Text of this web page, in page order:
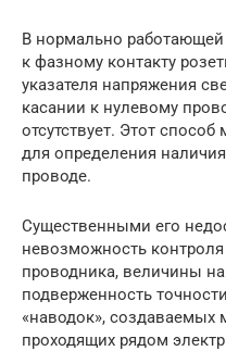
В нормально работающей
к фазному контакту
указателя напряжения
касании к нулевому
отсутствует. Этот
для определения
проводе.
Существенными его
невозможность
проводника, величины
подверженность
«наводок»,
проходящих рядом